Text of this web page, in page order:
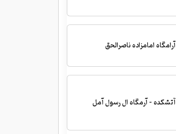
آرامگاه امامزاده ناصرالحق
آتشکده - آرمگاه ال رسول آمل